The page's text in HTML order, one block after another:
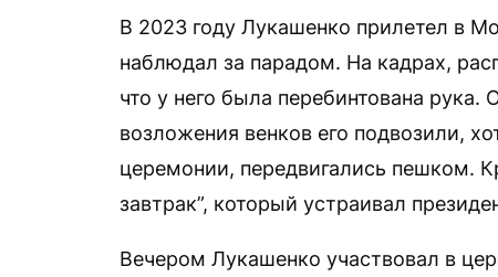
В 2023 году Лукашенко прилетел в
наблюдал за парадом. На кадрах,
что у него была перебинтована
возложения венков его подвозили,
церемонии, передвигались пешком.
завтрак”, который устраивал
Вечером Лукашенко участвовал в